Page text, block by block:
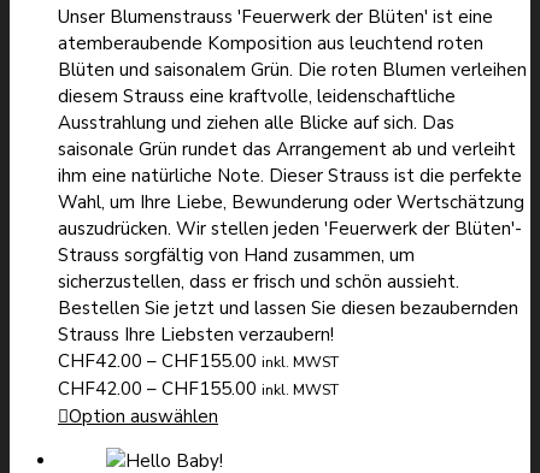
Unser Blumenstrauss 'Feuerwerk der Blüten' ist eine
atemberaubende Komposition aus leuchtend roten
Blüten und saisonalem Grün. Die roten Blumen verleihen
diesem Strauss eine kraftvolle, leidenschaftliche
Ausstrahlung und ziehen alle Blicke auf sich. Das
saisonale Grün rundet das Arrangement ab und verleiht
ihm eine natürliche Note. Dieser Strauss ist die perfekte
Wahl, um Ihre Liebe, Bewunderung oder Wertschätzung
auszudrücken. Wir stellen jeden 'Feuerwerk der Blüten'-
Strauss sorgfältig von Hand zusammen, um
sicherzustellen, dass er frisch und schön aussieht.
Bestellen Sie jetzt und lassen Sie diesen bezaubernden
Strauss Ihre Liebsten verzaubern!
CHF42.00 – CHF155.00 Preisspanne:
CHF42.00
inkl. MWST
CHF42.00 – CHF155.00 Preisspanne:
inkl. MWST
Option auswählen